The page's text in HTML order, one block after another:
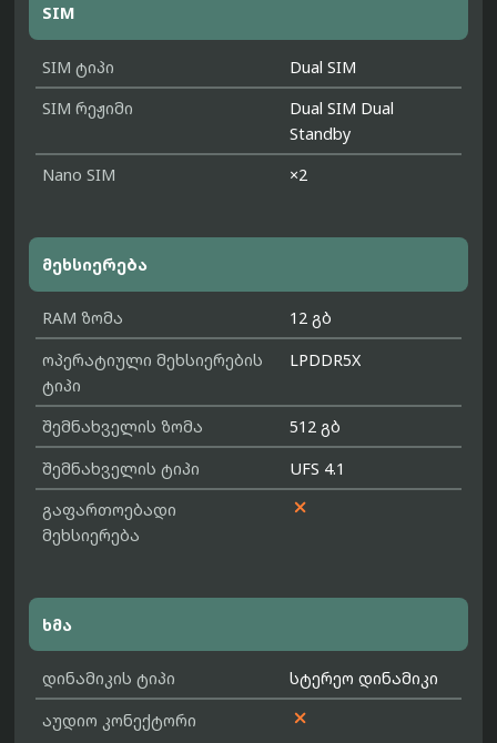
SIM
SIM ტიპი
Dual SIM
SIM რეჟიმი
Dual SIM Dual
Standby
Nano SIM
×2
მეხსიერება
RAM ზომა
12 გბ
ოპერატიული მეხსიერების
ტიპი
LPDDR5X
შემნახველის ზომა
512 გბ
შემნახველის ტიპი
UFS 4.1
გაფართოებადი
მეხსიერება

ხმა
დინამიკის ტიპი
სტერეო დინამიკი
აუდიო კონექტორი
